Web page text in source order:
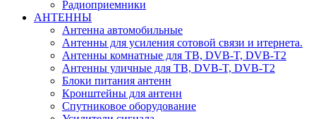
Радиоприемники
АНТЕННЫ
Антенна автомобильные
Антенны для усиления сотовой связи и итернета.
Антенны комнатные для ТВ, DVB-T, DVB-T2
Антенны уличные для ТВ, DVB-T, DVB-T2
Блоки питания антенн
Кронштейны для антенн
Спутниковое оборудование